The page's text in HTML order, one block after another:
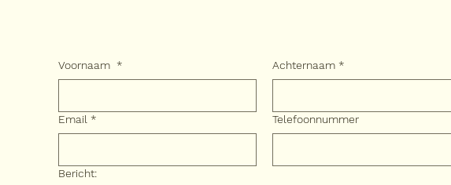
Voornaam * Achternaam *
Email * Telefoonnummer
Bericht: